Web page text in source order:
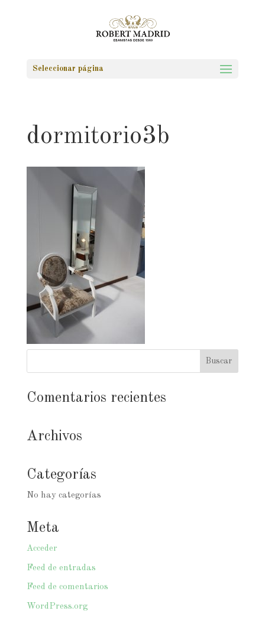
Seleccionar página
dormitorio3b
Comentarios recientes
Archivos
Categorías
No hay categorías
Meta
Acceder
Feed de entradas
Feed de comentarios
WordPress.org